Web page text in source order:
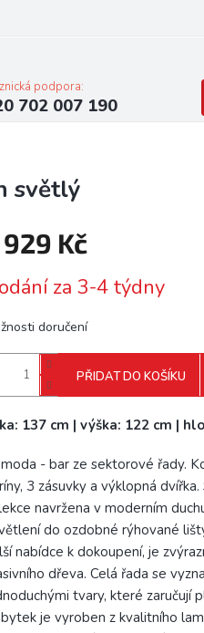
podpora:
702 007 190
světlý
Kč
za 3-4 týdny
doručení
PŘIDAT DO KOŠÍKU
137 cm | výška: 122 cm |
- bar ze sektorové řady.
3 zásuvky a výklopná
navržena v moderním
do ozdobné rýhované
nabídce k dokoupení, je
dřeva. Celá řada se
tvary, které zaručují
je vyroben z kvalitního